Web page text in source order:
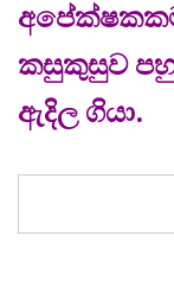
කසුකුසුව
ඇදිල ගියා.